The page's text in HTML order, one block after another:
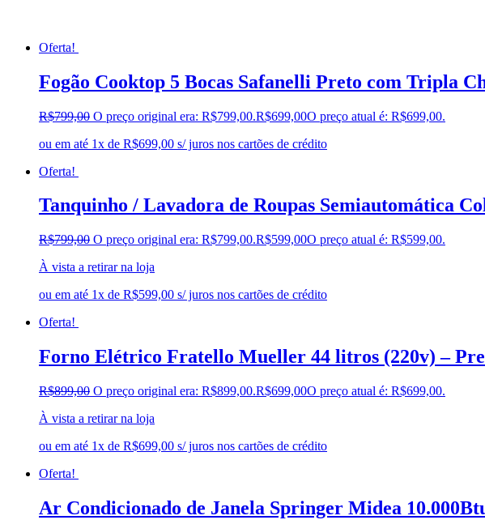
Oferta!
Fogão Cooktop 5 Bocas Safanelli Preto com Tripla
R$799,00 O preço original era: R$799,00.R$699,00O preço atual é: R$699,00.
ou em até 1x de R$699,00 s/ juros nos cartões de crédito
Oferta!
Tanquinho / Lavadora de Roupas Semiautomática
R$799,00 O preço original era: R$799,00.R$599,00O preço atual é: R$599,00.
À vista a retirar na loja
ou em até 1x de R$599,00 s/ juros nos cartões de crédito
Oferta!
Forno Elétrico Fratello Mueller 44 litros (220v) –
R$899,00 O preço original era: R$899,00.R$699,00O preço atual é: R$699,00.
À vista a retirar na loja
ou em até 1x de R$699,00 s/ juros nos cartões de crédito
Oferta!
Ar Condicionado de Janela Springer Midea